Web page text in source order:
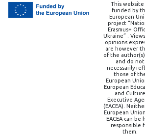
This website
funded by
European
project
Erasmus+
Ukraine” .
opinions
are however
of the
and do not
necessarily
those of
European
European
and Culture
Executive
(EACEA).
European
EACEA can be
responsible
them.